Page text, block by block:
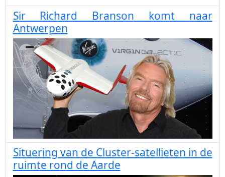
Sir Richard Branson komt naar
Antwerpen
Situering van de Cluster-satellieten in de
ruimte rond de Aarde